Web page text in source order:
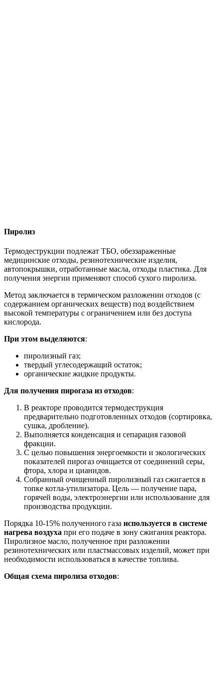
Пиролиз
Термодеструкции подлежат ТБО, обеззараженные
медицинские отходы, резинотехнические изделия,
автопокрышки, отработанные масла, отходы пластика. Для
получения энергии применяют способ сухого пиролиза.
Метод заключается в термическом разложении отходов (с
содержанием органических веществ) под воздействием
высокой температуры с ограничением или без доступа
кислорода.
При этом выделяются:
пиролизный газ;
твердый углесодержащий остаток;
органические жидкие продукты.
Для получения пирогаза из отходов:
В реакторе проводится термодеструкция
предварительно подготовленных отходов (сортировка,
сушка, дробление).
Выполняется конденсация и сепарация газовой
фракции.
С целью повышения энергоемкости и экологических
показателей пирогаз очищается от соединений серы,
фтора, хлора и цианидов.
Собранный очищенный пиролизный газ сжигается в
топке котла-утилизатора. Цель — получение пара,
горячей воды, электроэнергии или использование для
производства продукции.
Порядка 10-15% полученного газа используется в системе
нагрева воздуха при его подаче в зону сжигания реактора.
Пиролизное масло, полученное при разложении
резинотехнических или пластмассовых изделий, может при
необходимости использоваться в качестве топлива.
Общая схема пиролиза отходов: